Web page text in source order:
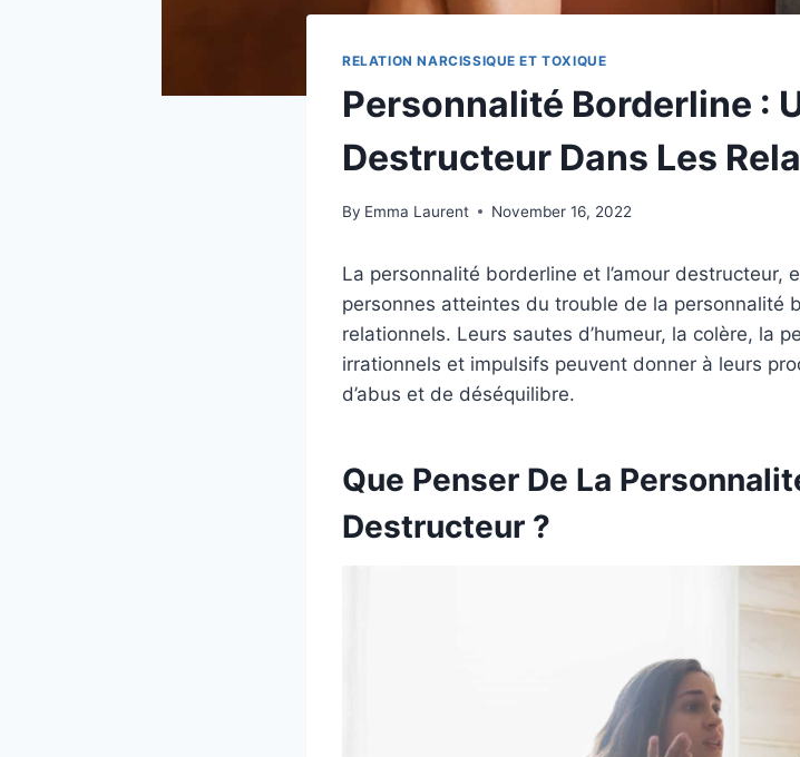
RELATION NARCISSIQUE ET TOXIQUE
Personnalité Borderline :
Destructeur Dans Les
By Emma Laurent November 16, 2022
La personnalité borderline et l’amour destructeur,
personnes atteintes du trouble de la personnalité
relationnels. Leurs sautes d’humeur, la colère, la
irrationnels et impulsifs peuvent donner à leurs
d’abus et de déséquilibre.
Que Penser De La
Destructeur ?